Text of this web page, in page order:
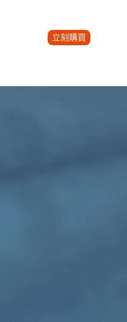
立刻購買